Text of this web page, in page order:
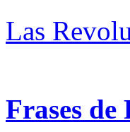
Las
Frases de